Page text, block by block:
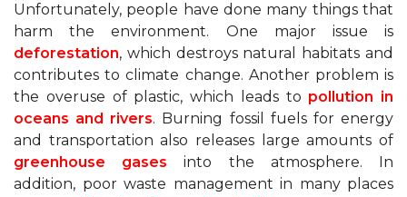
Unfortunately, people have done many things that
harm the environment. One major issue is
deforestation, which destroys natural habitats and
contributes to climate change. Another problem is
the overuse of plastic, which leads to pollution in
oceans and rivers. Burning fossil fuels for energy
and transportation also releases large amounts of
greenhouse gases into the atmosphere. In
addition, poor waste management in many places